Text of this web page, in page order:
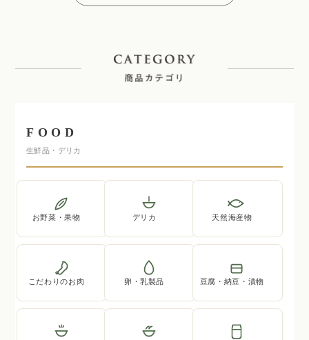
FOOD
生鮮品・デリカ
お野菜・果物 デリカ 天然海産物
こだわりのお肉 卵・乳製品 豆腐・納豆・漬物